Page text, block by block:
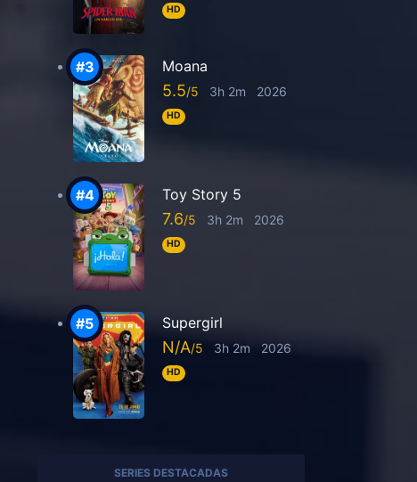
HD
Moana
5.5 3h 2m 2026
HD
Toy Story 5
7.6 3h 2m 2026
HD
Supergirl
N/A 3h 2m 2026
HD
SERIES DESTACADAS